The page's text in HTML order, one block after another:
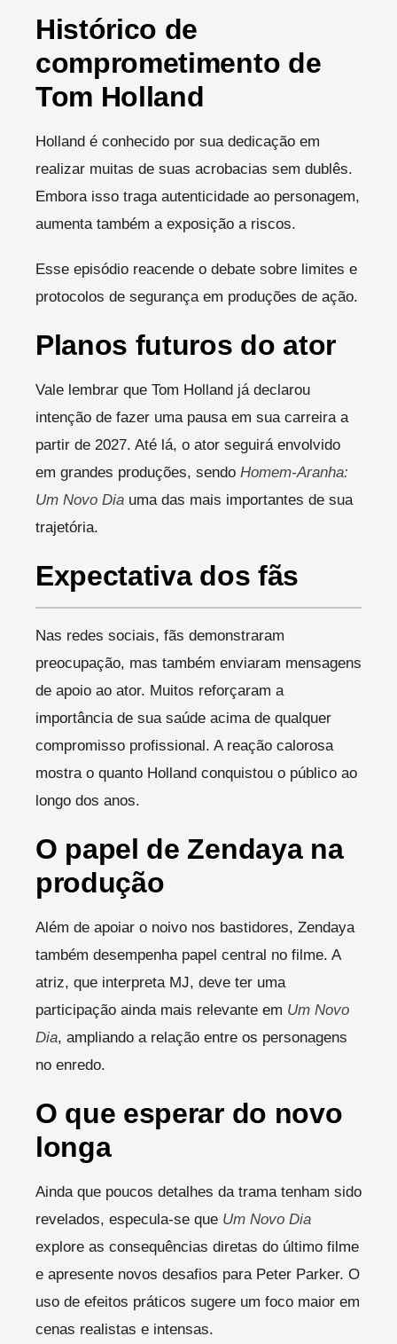
Histórico de
comprometimento de
Tom Holland
Holland é conhecido por sua dedicação em
realizar muitas de suas acrobacias sem dublês.
Embora isso traga autenticidade ao personagem,
aumenta também a exposição a riscos.
Esse episódio reacende o debate sobre limites e
protocolos de segurança em produções de ação.
Planos futuros do ator
Vale lembrar que Tom Holland já declarou
intenção de fazer uma pausa em sua carreira a
partir de 2027. Até lá, o ator seguirá envolvido
em grandes produções, sendo Homem-Aranha:
Um Novo Dia uma das mais importantes de sua
trajetória.
Expectativa dos fãs
Nas redes sociais, fãs demonstraram
preocupação, mas também enviaram mensagens
de apoio ao ator. Muitos reforçaram a
importância de sua saúde acima de qualquer
compromisso profissional. A reação calorosa
mostra o quanto Holland conquistou o público ao
longo dos anos.
O papel de Zendaya na
produção
Além de apoiar o noivo nos bastidores, Zendaya
também desempenha papel central no filme. A
atriz, que interpreta MJ, deve ter uma
participação ainda mais relevante em Um Novo
Dia, ampliando a relação entre os personagens
no enredo.
O que esperar do novo
longa
Ainda que poucos detalhes da trama tenham sido
revelados, especula-se que Um Novo Dia
explore as consequências diretas do último filme
e apresente novos desafios para Peter Parker. O
uso de efeitos práticos sugere um foco maior em
cenas realistas e intensas.